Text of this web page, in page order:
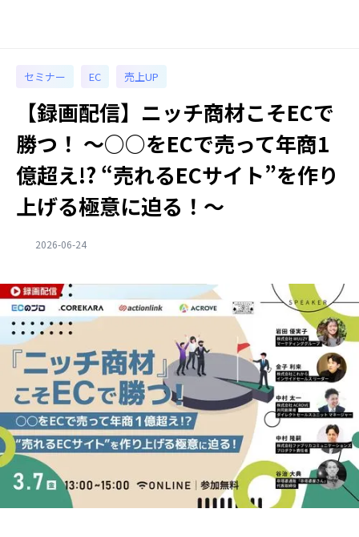
セミナー EC 売上UP
【録画配信】ニッチ商材こそECで
勝つ！ 〜○○をECで売って年商1
億超え!? “売れるECサイト”を作り
上げる極意に迫る！〜
2026-06-24